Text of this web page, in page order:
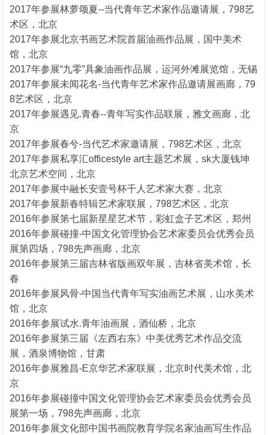
2017年参展林萝颂夏--当代青年艺术家作品邀请展，798艺
术区，北京
2017年参展北京书画艺术院首届油画作品展，国中美术
馆，北京
2017年参展“九零”具象油画作品展，运河外滩展览馆，无锡
2017年参展未闻花名-当代青年艺术家作品邀请展画廊，79
8艺术区，北京
2017年参展遇见.青春--青年写实作品联展，雅文画廊，北
京
2017年参展春兮-当代艺术家邀请展，798艺术区，北京
2017年参展私享汇officestyle art主题艺术展，sk大厦钱坤
北京艺术空间，北京
2017年参展中融长安壹号杯千人艺术家大赛，北京
2017年参展新春特辑艺术家联展，798艺术区，北京
2016年参展第七届新星星艺术节，彩虹盒子艺术区，郑州
2016年参展碰撞-中国文化管理协会艺术家委员会优秀会员
展第四场，798先声画廊，北京
2016年参展第三届吉林省版画双年展，吉林省美术馆，长
春
2016年参展风骨-中国当代青年写实油画艺术展，山水美术
馆，北京
2016年参展试水.青年油画展，酒仙桥，北京
2016年参展第三届《左西右东》中美优秀艺术作品交流
展，酒泉博物馆，甘肃
2016年参展雅昌-E京华艺术家联展，北京时代美术馆，北
京
2016年参展碰撞中国文化管理协会艺术家委员会优秀会员
展第一场，798先声画廊，北京
2016年参展文化部中国书画院教育学院名家油画写生作品